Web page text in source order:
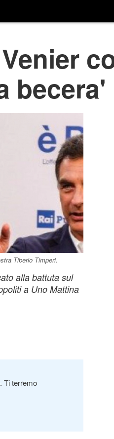
becera'
Tiberio Timperi.
alla battuta sul
a Uno Mattina
Ti terremo